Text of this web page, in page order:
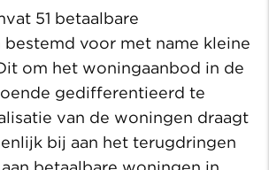
51 betaalbare
voor met name kleine
om het woningaanbod in de
gedifferentieerd te
van de woningen draagt
bij aan het terugdringen